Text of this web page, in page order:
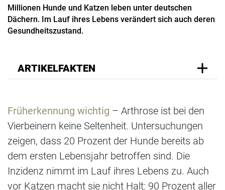
Millionen Hunde und Katzen leben unter deutschen
Dächern. Im Lauf ihres Lebens verändert sich auch deren
Gesundheitszustand.
ARTIKELFAKTEN
Früherkennung wichtig – Arthrose ist bei den
Vierbeinern keine Seltenheit. Untersuchungen
zeigen, dass 20 Prozent der Hunde bereits ab
dem ersten Lebensjahr betroffen sind. Die
Inzidenz nimmt im Lauf ihres Lebens zu. Auch
vor Katzen macht sie nicht Halt: 90 Prozent aller